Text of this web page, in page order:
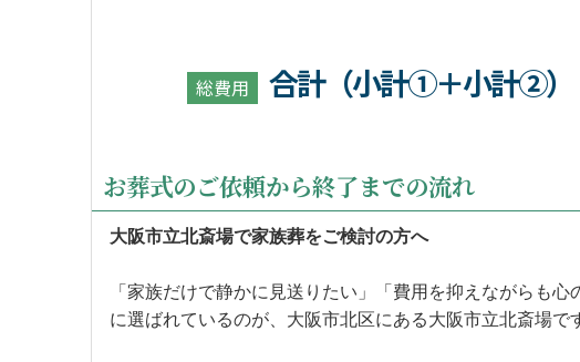
総費用 合計（小計①＋小計②）
お葬式のご依頼から終了までの流れ
大阪市立北斎場で家族葬をご検討の方へ
「家族だけで静かに見送りたい」「費用を抑えながらも
に選ばれているのが、大阪市北区にある大阪市立北斎場で